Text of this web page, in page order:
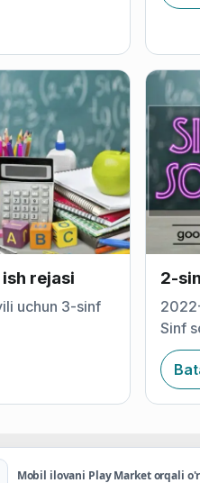
rejasi
uchun 3-sinf
2-
Sinf
Mobil ilovani Play Market orqali